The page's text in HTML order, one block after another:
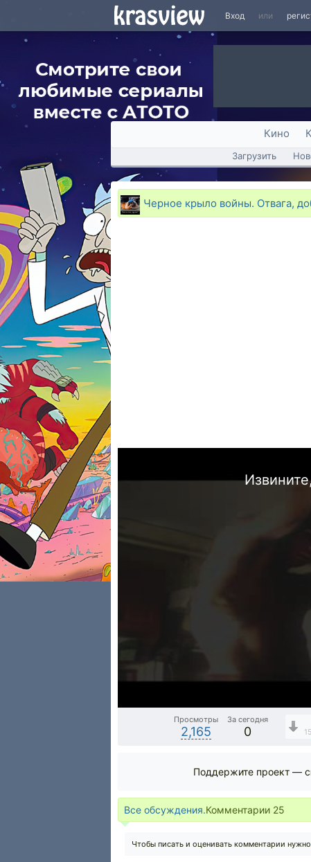
Вход или
Кино
Загрузить
Черное крыло войны. Отвага,
Просмотры
2,165
За сегодня
0 15
Поддержите проект —
Все обсуждения.Комментарии 25
Чтобы писать и оценивать комментарии нужно